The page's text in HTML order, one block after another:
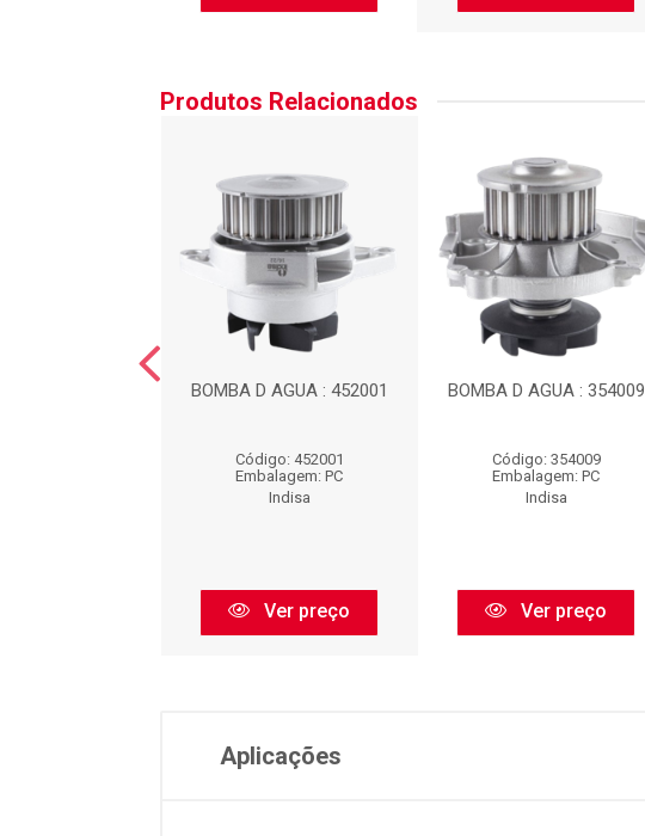
Produtos Relacionados
BOMBA D AGUA : 452001
Código: 452001
Embalagem: PC
Indisa
Ver preço
BOMBA D AGUA : 354009
Código: 354009
Embalagem: PC
Indisa
Ver preço
Aplicações